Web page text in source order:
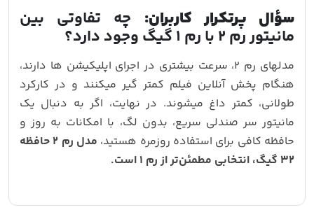
سؤال پرتکرار کاربران: چه تفاوتی بین
مانیتور رم ۲ با رم ۱ گیگ وجود دارد؟
مدلهای رم ۲، سرعت بیشتری در اجرای اپلیکیشن‌ ها دارند،
هنگام پخش آنلاین فیلم کمتر گیر میکنند و در کارکرد
طولانی، کمتر داغ میشوند. در نهایت، اگر به دنبال یک
مانیتور سر صندلی سریع، بدون لگ، با امکانات به‌ روز و
حافظه کافی برای استفاده روزمره هستید،
مدل رم ۲ حافظه
۳۲ گیگ، انتخابی مطمئن‌تر از رم ۱ است.